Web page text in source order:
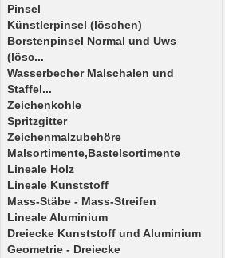
Pinsel
Künstlerpinsel (löschen)
Borstenpinsel Normal und Uws
(lösc...
Wasserbecher Malschalen und
Staffel...
Zeichenkohle
Spritzgitter
Zeichenmalzubehöre
Malsortimente,Bastelsortimente
Lineale Holz
Lineale Kunststoff
Mass-Stäbe - Mass-Streifen
Lineale Aluminium
Dreiecke Kunststoff und Aluminium
Geometrie - Dreiecke